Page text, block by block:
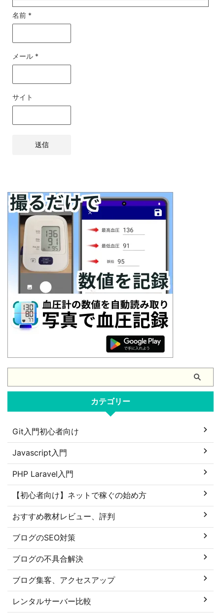
名前 *
メール *
サイト
カテゴリー
Git入門初心者向け
Javascript入門
PHP Laravel入門
【初心者向け】ネットで稼ぐの始め方
おすすめ教材レビュー、評判
ブログのSEO対策
ブログの不具合解決
ブログ集客、アクセスアップ
レンタルサーバー比較